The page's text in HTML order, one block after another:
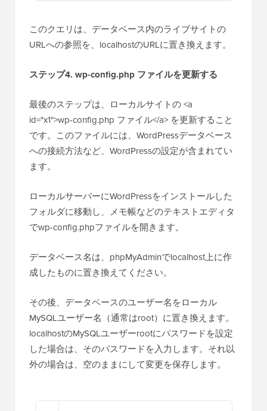
このクエリは、データベース内のライブサイトの
最後のステップは、ローカルサイトの <a
id="x1">wp-config.php ファイル</a> を更新すること
です。このファイルには、WordPressデータベース
への接続方法など、WordPressの設定が含まれてい
ローカルサーバーにWordPressをインストールした
フォルダに移動し、メモ帳などのテキストエディタ
データベース名は、phpMyAdminでlocalhost上に作
その後、データベースのユーザー名をローカル
MySQLユーザー名（通常はroot）に置き換えます。
localhostのMySQLユーザーrootにパスワードを設定
した場合は、そのパスワードを入力します。それ以